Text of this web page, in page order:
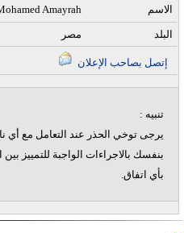
Amayrah الاسم
مصر البلد
تنبيه :
يرجى توخي الحذر عند التعامل مع أي
بنفسك بالاجراءات الواجبة للتمييز بين
بأي اتفاق.